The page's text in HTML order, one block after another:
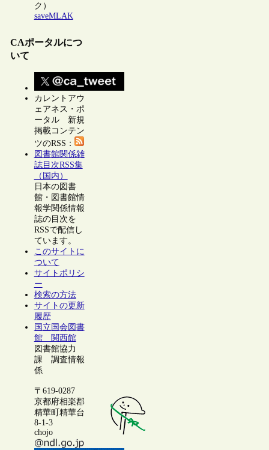
ク）
saveMLAK
CAポータルにつ
いて
カレントアウ
ェアネス・ポ
ータル 新規
掲載コンテン
ツのRSS：
図書館関係雑
誌目次RSS集
（国内）
日本の図書
館・図書館情
報学関係情報
誌の目次を
RSSで配信し
ています。
このサイトに
ついて
サイトポリシ
ー
検索の方法
サイトの更新
履歴
国立国会図書
館 関西館
図書館協力
課 調査情報
係
〒619-0287
京都府相楽郡
精華町精華台
8-1-3
chojo